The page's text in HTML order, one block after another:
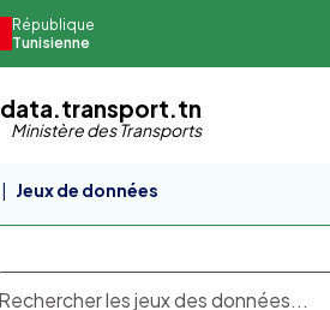
République
Tunisienne
data.transport.tn
Ministère des Transports
Jeux de données